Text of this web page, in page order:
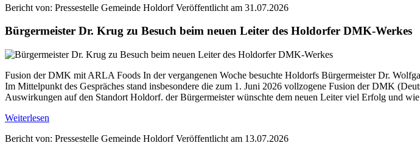
Bericht von: Pressestelle Gemeinde Holdorf Veröffentlicht am 31.07.2026
Bürgermeister Dr. Krug zu Besuch beim neuen Leiter des Holdorfer DMK-Werkes
Fusion der DMK mit ARLA Foods In der vergangenen Woche besuchte Holdorfs Bürgermeister Dr.
Im Mittelpunkt des Gespräches stand insbesondere die zum 1. Juni 2026 vollzogene Fusion der DMK
Auswirkungen auf den Standort Holdorf. der Bürgermeister wünschte dem neuen Leiter viel Erfolg und
Weiterlesen
Bericht von: Pressestelle Gemeinde Holdorf Veröffentlicht am 13.07.2026